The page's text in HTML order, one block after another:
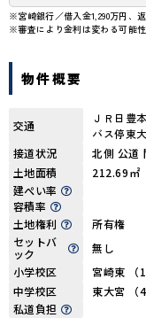
※宮崎銀行／借入金1,290万円、
※審査により金利は変わる可能性
物件概要
交通
ＪＲ日豊
バス停東
接道状況
北側 公道
土地面積
212.69㎡
建ぺい率
容積率
土地権利
所有権
セットバ
ック
無し
小学校区
宮崎東 （
中学校区
東大宮 （
私道負担